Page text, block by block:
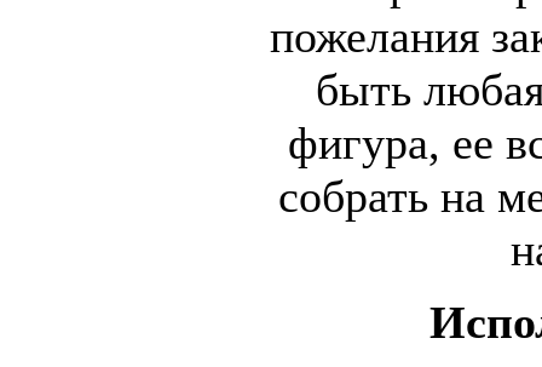
пожелания
быть
фигура, ее
собрать на